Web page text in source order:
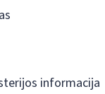
informacija